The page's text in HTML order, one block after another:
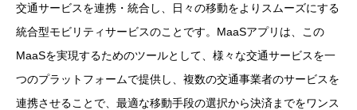
交通サービスを連携・統合し、日々の移動をよりスムーズにする
統合型モビリティサービスのことです。MaaSアプリは、この
MaaSを実現するためのツールとして、様々な交通サービスを一
つのプラットフォームで提供し、複数の交通事業者のサービスを
連携させることで、最適な移動手段の選択から決済までをワンス